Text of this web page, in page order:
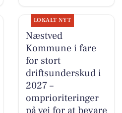
LOKALT NYT
Næstved
Kommune i fare
for stort
driftsunderskud i
2027 –
omprioriteringer
på vej for at bevare